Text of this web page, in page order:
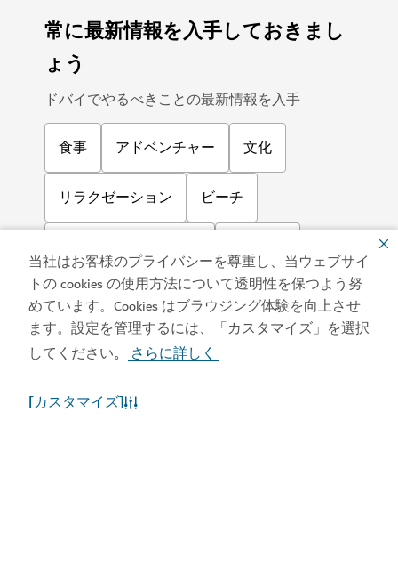
当社はお客様のプライバシーを尊重し、当ウェブサイ
トの cookies の使用方法について透明性を保つよう努
めています。Cookies はブラウジング体験を向上させ
ます。設定を管理するには、「カスタマイズ」を選択
してください。 さらに詳しく
[カスタマイズ]
常に最新情報を入手しておきまし
ょう
ドバイでやるべきことの最新情報を入手
食事 アドベンチャー 文化
リラクゼーション ビーチ
ショッピング スポーツ 家族
ライフスタイル アート
コミュニティ